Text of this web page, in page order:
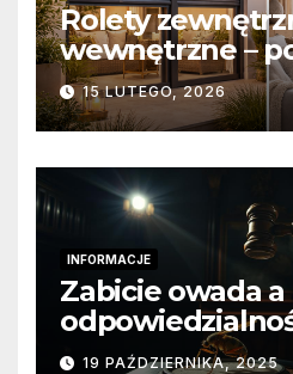
Rolety
wewnętrzne –
różnice
funkcjonalne
15 LUTEGO, 2026
INFORMACJE
Zabicie owada a
wygląda to w
19 PAŹDZIERNIKA, 2025